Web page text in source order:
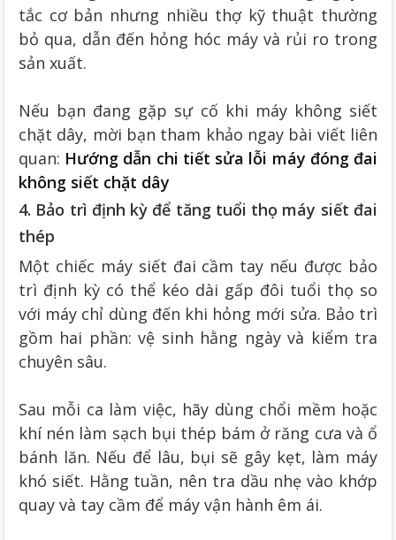
tắc cơ bản nhưng nhiều thợ kỹ thuật thường
bỏ qua, dẫn đến hỏng hóc máy và rủi ro trong
sản xuất.
Nếu bạn đang gặp sự cố khi máy không siết
chặt dây, mời bạn tham khảo ngay bài viết liên
quan: Hướng dẫn chi tiết sửa lỗi máy đóng đai
không siết chặt dây
4. Bảo trì định kỳ để tăng tuổi thọ máy siết đai
thép
Một chiếc máy siết đai cầm tay nếu được bảo
trì định kỳ có thể kéo dài gấp đôi tuổi thọ so
với máy chỉ dùng đến khi hỏng mới sửa. Bảo trì
gồm hai phần: vệ sinh hằng ngày và kiểm tra
chuyên sâu.
Sau mỗi ca làm việc, hãy dùng chổi mềm hoặc
khí nén làm sạch bụi thép bám ở răng cưa và ổ
bánh lăn. Nếu để lâu, bụi sẽ gây kẹt, làm máy
khó siết. Hằng tuần, nên tra dầu nhẹ vào khớp
quay và tay cầm để máy vận hành êm ái.